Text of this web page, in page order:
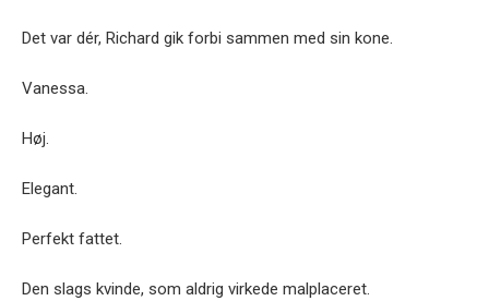
Det var dér, Richard gik forbi sammen med sin kone.
Vanessa.
Høj.
Elegant.
Perfekt fattet.
Den slags kvinde, som aldrig virkede malplaceret.